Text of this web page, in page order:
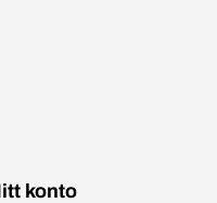
konto